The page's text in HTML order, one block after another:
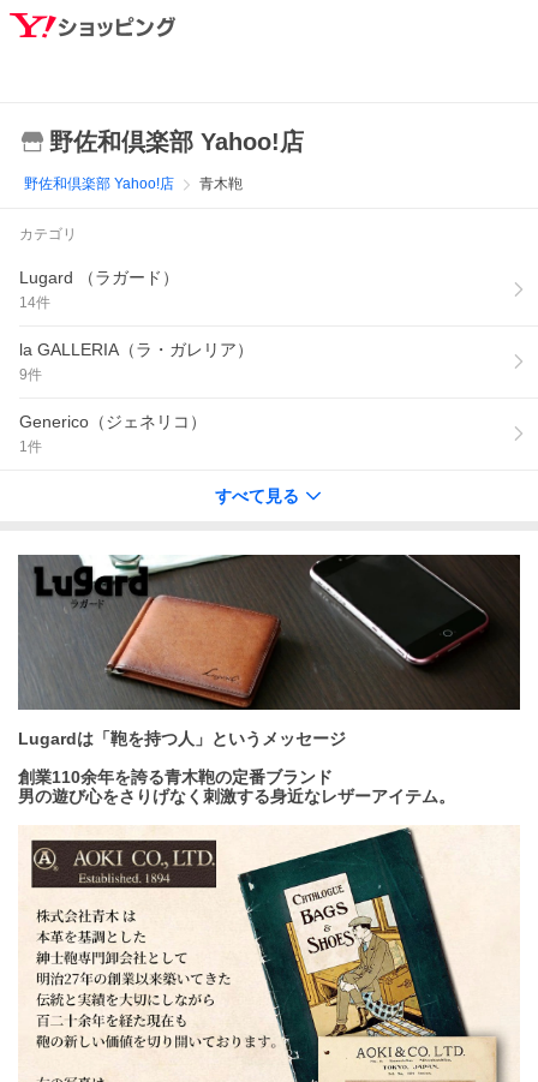
野佐和倶楽部 Yahoo!店
野佐和倶楽部 Yahoo!店 青木鞄
カテゴリ
Lugard （ラガード）
14件
la GALLERIA（ラ・ガレリア）
9件
Generico（ジェネリコ）
1件
すべて見る
Lugardは「鞄を持つ人」というメッセージ
創業110余年を誇る青木鞄の定番ブランド
男の遊び心をさりげなく刺激する身近なレザーアイテム。